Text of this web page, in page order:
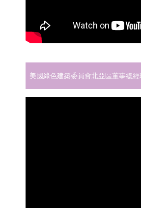
美國綠色建築委員會北亞區董事總